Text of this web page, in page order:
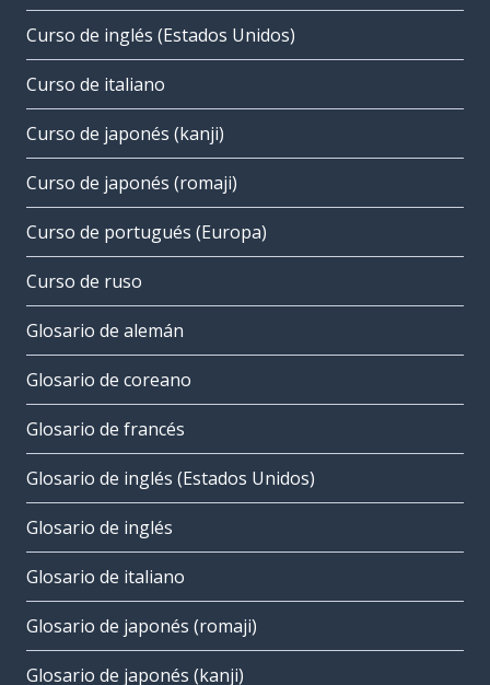
Curso de inglés (Estados Unidos)
Curso de italiano
Curso de japonés (kanji)
Curso de japonés (romaji)
Curso de portugués (Europa)
Curso de ruso
Glosario de alemán
Glosario de coreano
Glosario de francés
Glosario de inglés (Estados Unidos)
Glosario de inglés
Glosario de italiano
Glosario de japonés (romaji)
Glosario de japonés (kanji)